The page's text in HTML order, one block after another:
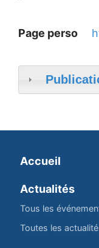
Page perso
Accueil
Actualités
Tous les
Toutes les